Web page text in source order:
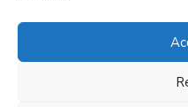
Pronostic vital
signification